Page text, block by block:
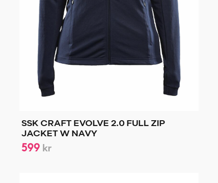
SSK CRAFT EVOLVE 2.0 FULL ZIP
JACKET W NAVY
599 kr